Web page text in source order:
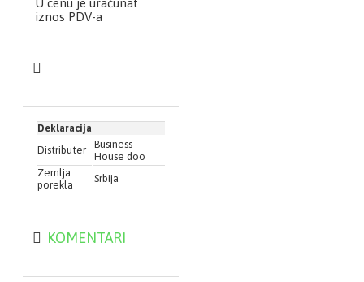
Bezbrižno, Brzo i
Efikasno odstranjivanje
Deluje za 15 minuta
U cenu je uračunat
iznos PDV-a
Deklaracija
Distributer
Business
House doo
Zemlja
porekla
Srbija
KOMENTARI